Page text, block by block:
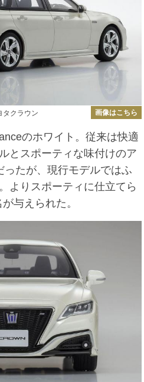
タクラウン 画像はこちら
のホワイト。従来は快適
とスポーティな味付けのア
ったが、現行モデルではふ
よりスポーティに仕立てら
与えられた。